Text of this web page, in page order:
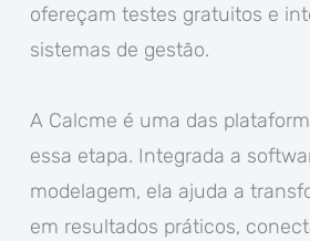
ofereçam testes gratuitos e
sistemas de gestão.
A Calcme é uma das
essa etapa. Integrada a
modelagem, ela ajuda a
em resultados práticos,